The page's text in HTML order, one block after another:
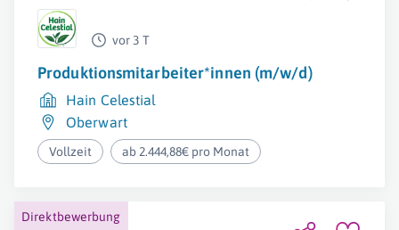
vor 3 T
Produktionsmitarbeiter*innen (m/w/d)
Hain Celestial
Oberwart
Vollzeit ab 2.444,88€ pro Monat
Direktbewerbung